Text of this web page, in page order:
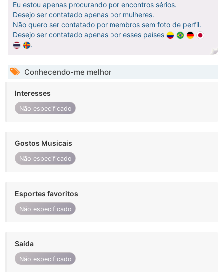
Eu estou apenas procurando por encontros sérios.
Desejo ser contatado apenas por mulheres.
Não quero ser contatado por membros sem foto de perfil.
Desejo ser contatado apenas por esses países
.
Conhecendo-me melhor
Interesses
Não especificado
Gostos Musicais
Não especificado
Esportes favoritos
Não especificado
Saída
Não especificado